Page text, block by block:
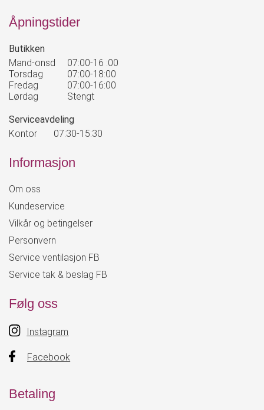
Åpningstider
Butikken
Mand-onsd
07:00-16 :00
Torsdag
07:00-18:00
Fredag
07:00-16:00
Lørdag
Stengt
Serviceavdeling
Kontor
07:30-15:30
Informasjon
Om oss
Kundeservice
Vilkår og betingelser
Personvern
Service ventilasjon FB
Service tak & beslag FB
Følg oss
Instagram
Facebook
Betaling